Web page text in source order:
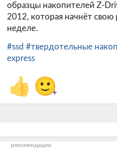
образцы накопителей Z-
2012, которая начнёт
неделе.
#ssd #твердотельные
express
👍 🙂
+
рекомендации